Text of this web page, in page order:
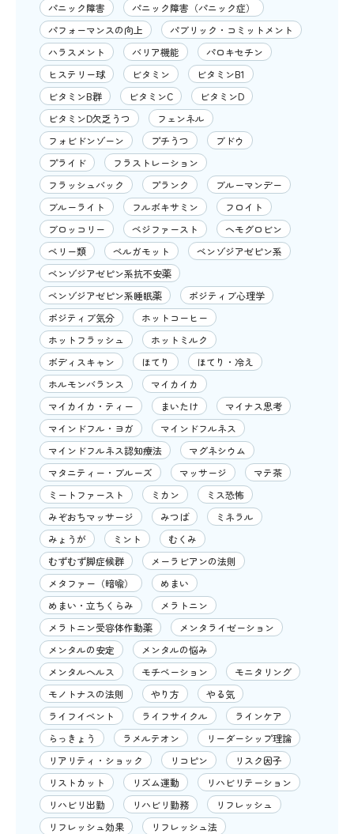
パニック障害
パニック障害（パニック症）
パフォーマンスの向上
パブリック・コミットメント
ハラスメント
バリア機能
パロキセチン
ヒステリー球
ビタミン
ビタミンB1
ビタミンB群
ビタミンC
ビタミンD
ビタミンD欠乏うつ
フェンネル
フォビドンゾーン
プチうつ
ブドウ
プライド
フラストレーション
フラッシュバック
プランク
ブルーマンデー
ブルーライト
フルボキサミン
フロイト
ブロッコリー
ベジファースト
ヘモグロビン
ベリー類
ベルガモット
ベンゾジアゼピン系
ベンゾジアゼピン系抗不安薬
ベンゾジアゼピン系睡眠薬
ポジティブ心理学
ポジティブ気分
ホットコーヒー
ホットフラッシュ
ホットミルク
ボディスキャン
ほてり
ほてり・冷え
ホルモンバランス
マイカイカ
マイカイカ・ティー
まいたけ
マイナス思考
マインドフル・ヨガ
マインドフルネス
マインドフルネス認知療法
マグネシウム
マタニティー・ブルーズ
マッサージ
マテ茶
ミートファースト
ミカン
ミス恐怖
みぞおちマッサージ
みつば
ミネラル
みょうが
ミント
むくみ
むずむず脚症候群
メーラビアンの法則
メタファー（暗喩）
めまい
めまい・立ちくらみ
メラトニン
メラトニン受容体作動薬
メンタライゼーション
メンタルの安定
メンタルの悩み
メンタルヘルス
モチベーション
モニタリング
モノトナスの法則
やり方
やる気
ライフイベント
ライフサイクル
ラインケア
らっきょう
ラメルテオン
リーダーシップ理論
リアリティ・ショック
リコピン
リスク因子
リストカット
リズム運動
リハビリテーション
リハビリ出勤
リハビリ勤務
リフレッシュ
リフレッシュ効果
リフレッシュ法